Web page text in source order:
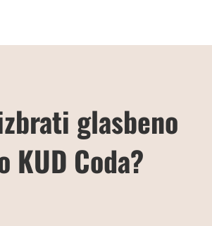
glasbeno
KUD Coda?